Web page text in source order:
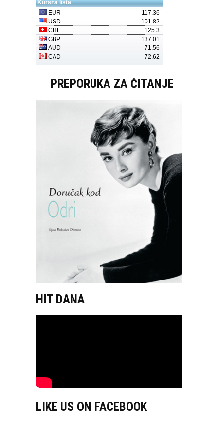
PREPORUKA ZA ČITANJE
HIT DANA
LIKE US ON FACEBOOK